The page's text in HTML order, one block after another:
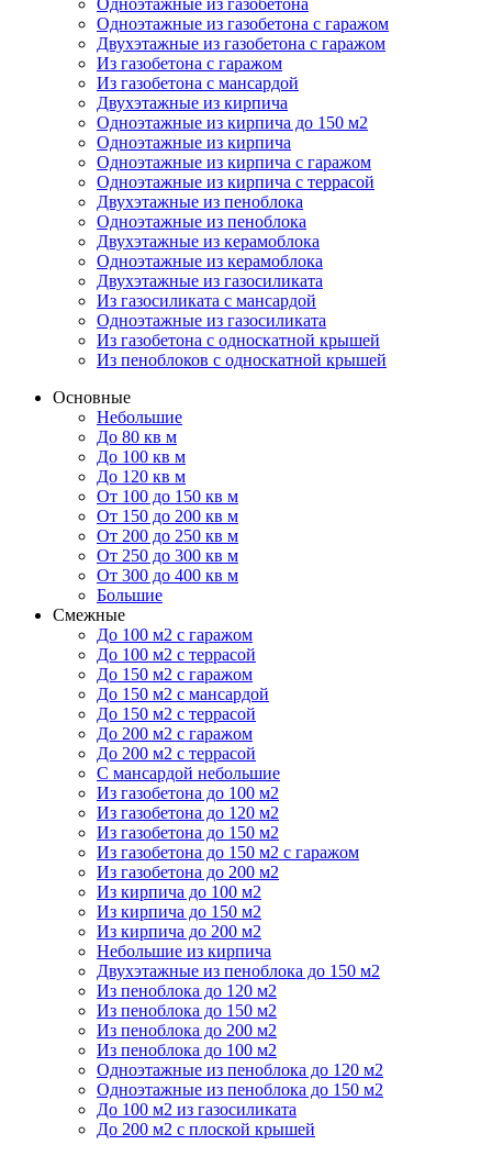
Одноэтажные из газобетона
Одноэтажные из газобетона с гаражом
Двухэтажные из газобетона с гаражом
Из газобетона с гаражом
Из газобетона с мансардой
Двухэтажные из кирпича
Одноэтажные из кирпича до 150 м2
Одноэтажные из кирпича
Одноэтажные из кирпича с гаражом
Одноэтажные из кирпича с террасой
Двухэтажные из пеноблока
Одноэтажные из пеноблока
Двухэтажные из керамоблока
Одноэтажные из керамоблока
Двухэтажные из газосиликата
Из газосиликата с мансардой
Одноэтажные из газосиликата
Из газобетона с односкатной крышей
Из пеноблоков с односкатной крышей
Основные
Небольшие
До 80 кв м
До 100 кв м
До 120 кв м
От 100 до 150 кв м
От 150 до 200 кв м
От 200 до 250 кв м
От 250 до 300 кв м
От 300 до 400 кв м
Большие
Смежные
До 100 м2 с гаражом
До 100 м2 с террасой
До 150 м2 с гаражом
До 150 м2 с мансардой
До 150 м2 с террасой
До 200 м2 с гаражом
До 200 м2 с террасой
С мансардой небольшие
Из газобетона до 100 м2
Из газобетона до 120 м2
Из газобетона до 150 м2
Из газобетона до 150 м2 с гаражом
Из газобетона до 200 м2
Из кирпича до 100 м2
Из кирпича до 150 м2
Из кирпича до 200 м2
Небольшие из кирпича
Двухэтажные из пеноблока до 150 м2
Из пеноблока до 120 м2
Из пеноблока до 150 м2
Из пеноблока до 200 м2
Из пеноблока до 100 м2
Одноэтажные из пеноблока до 120 м2
Одноэтажные из пеноблока до 150 м2
До 100 м2 из газосиликата
До 200 м2 с плоской крышей